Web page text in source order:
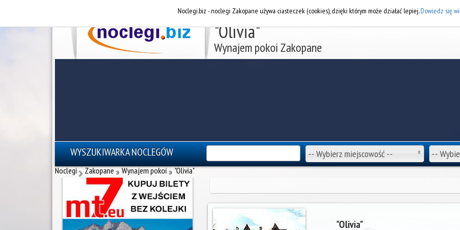
"Olivia"
Wynajem pokoi Zakopane
WYSZUKIWARKA NOCLEGÓW -- Wybierz miejscowość -- --
Noclegi Zakopane»Wynajem pokoi» "Olivia"
"Olivia"
reklama - noclegi Zakopane
Noclegi.biz - noclegi Zakopane używa ciasteczek (cookies), dzięki którym może działać lepiej.Dowiedz się